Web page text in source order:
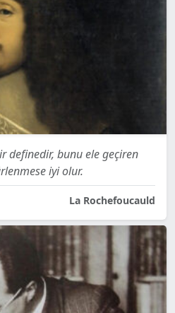
definedir, bunu ele geçiren
iyi olur.
La Rochefoucauld